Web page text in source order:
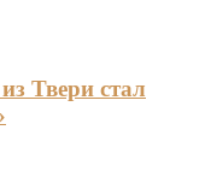
Твери стал